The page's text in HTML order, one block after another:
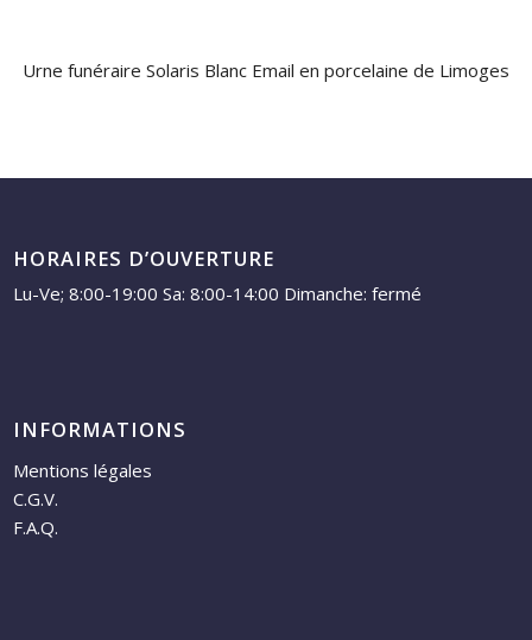
Urne funéraire Solaris Blanc Email en porcelaine de Limoges
HORAIRES D’OUVERTURE
Lu-Ve; 8:00-19:00 Sa: 8:00-14:00 Dimanche: fermé
INFORMATIONS
Mentions légales
C.G.V.
F.A.Q.